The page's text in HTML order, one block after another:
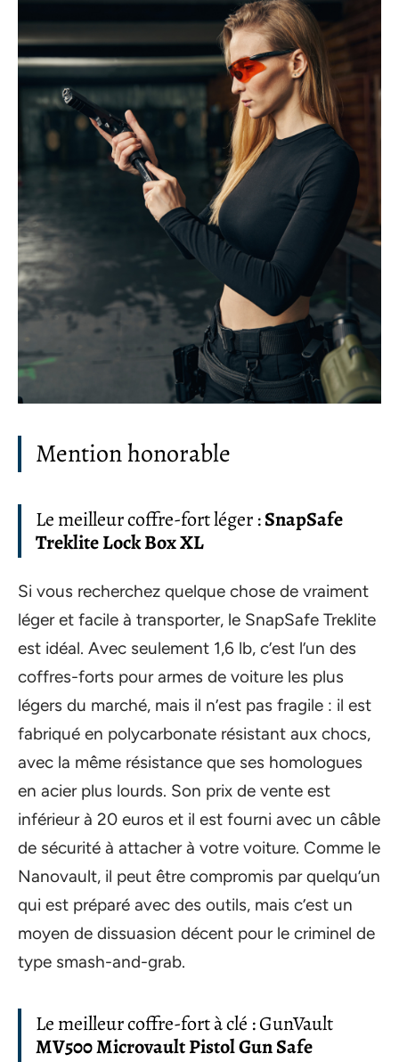
Mention honorable
Le meilleur coffre-fort léger :SnapSafe
Treklite Lock Box XL
Si vous recherchez quelque chose de vraiment
léger et facile à transporter, le SnapSafe Treklite
est idéal. Avec seulement 1,6 lb, c’est l’un des
coffres-forts pour armes de voiture les plus
légers du marché, mais il n’est pas fragile : il est
fabriqué en polycarbonate résistant aux chocs,
avec la même résistance que ses homologues
en acier plus lourds. Son prix de vente est
inférieur à 20 euros et il est fourni avec un câble
de sécurité à attacher à votre voiture. Comme le
Nanovault, il peut être compromis par quelqu’un
qui est préparé avec des outils, mais c’est un
moyen de dissuasion décent pour le criminel de
type smash-and-grab.
Le meilleur coffre-fort à clé : GunVault
MV500 Microvault Pistol Gun Safe